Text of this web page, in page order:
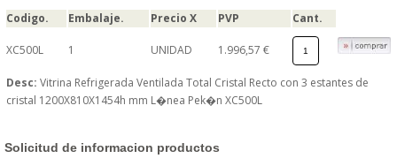
MUEBLES
MUEBLES INOX. COCINA
Codigo. Embalaje. Precio X PVP Cant.
XC500L 1 UNIDAD 1.996,57 €
Desc: Vitrina Refrigerada Ventilada Total Cristal Recto con 3 estantes de
cristal 1200X810X1454h mm L�nea Pek�n XC500L
Solicitud de informacion productos